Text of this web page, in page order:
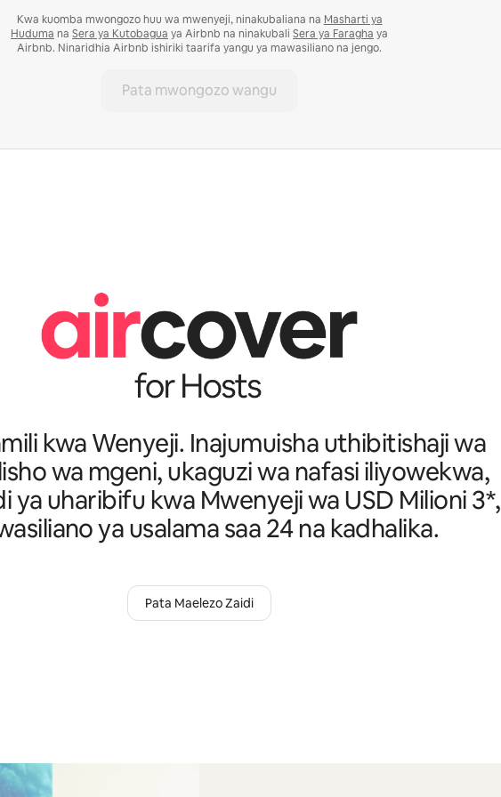
Kwa kuomba mwongozo huu wa mwenyeji, ninakubaliana na Masharti ya
Huduma na Sera ya Kutobagua ya Airbnb na ninakubali Sera ya Faragha ya
Airbnb. Ninaridhia Airbnb ishiriki taarifa yangu ya mawasiliano na jengo.
Pata mwongozo wangu
kwa Wenyeji. Inajumuisha uthibitishaji wa
wa mgeni, ukaguzi wa nafasi iliyowekwa,
ya uharibifu kwa Mwenyeji wa USD Milioni 3*,
ya usalama saa 24 na kadhalika.
Pata Maelezo Zaidi